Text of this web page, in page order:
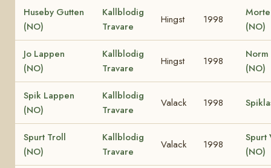
Huseby Gutten
(NO)
Kallblodig
Travare
Hingst 1998
(NO)
Jo Lappen
(NO)
Kallblodig
Travare
Hingst 1998
(NO)
Spik Lappen
(NO)
Kallblodig
Travare
Valack 1998
Spurt Troll
(NO)
Kallblodig
Travare
Valack 1998
Spurt
(NO)